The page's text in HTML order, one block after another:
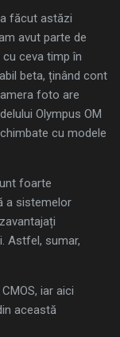
făcut astăzi
avut parte de
ceva timp în
beta, ținând cont
foto are
Olympus OM
cu modele
foarte
a sistemelor
Astfel, sumar,
iar aici
această